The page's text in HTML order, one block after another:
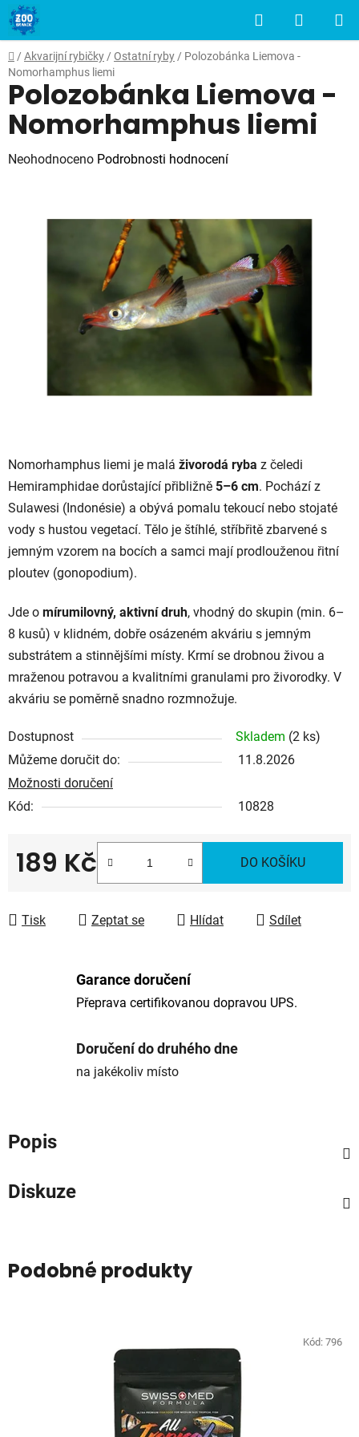
Přejít
na
obsah
Hledat
KOŠÍK
Domů
/ Akvarijní rybičky / Ostatní ryby / Polozobánka Liemova -
Nomorhamphus liemi
Nomorhamphus liemi je malá živorodá ryba z čeledi
Hemiramphidae dorůstající přibližně 5–6 cm. Pochází z
Sulawesi (Indonésie) a obývá pomalu tekoucí nebo stojaté
vody s hustou vegetací. Tělo je štíhlé, stříbřitě zbarvené s
jemným vzorem na bocích a samci mají prodlouženou řitní
ploutev (gonopodium).
Jde o mírumilovný, aktivní druh, vhodný do skupin (min. 6–
8 kusů) v klidném, dobře osázeném akváriu s jemným
substrátem a stinnějšími místy. Krmí se drobnou živou a
mraženou potravou a kvalitními granulami pro živorodky. V
akváriu se poměrně snadno rozmnožuje.
Dostupnost Skladem (2 ks)
Můžeme doručit do:
11.8.2026
Možnosti doručení
Kód:
10828
189 Kč DO KOŠÍKU
Tisk Zeptat se Hlídat Sdílet
Polozobánka Liemova -
Nomorhamphus liemi
Průměrné
Neohodnoceno Podrobnosti hodnocení
Garance doručení
Přeprava certifikovanou dopravou UPS.
Doručení do druhého dne
na jakékoliv místo
Popis
Diskuze
Podobné produkty
Kód: 796